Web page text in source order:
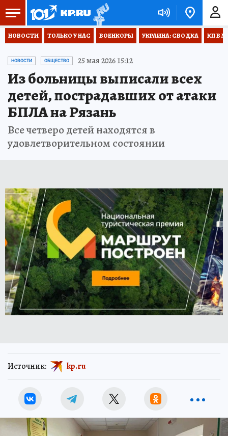
НОВОСТИ ТОЛЬКО У НАС ВОЕНКОРЫ УКРАИНА: СВОДКА КП В
НОВОСТИ ОБЩЕСТВО 25 мая 2026 15:12
Из больницы выписали всех
детей, пострадавших от атаки
БПЛА на Рязань
Все четверо детей находятся в
удовлетворительном состоянии
Источник: kp.ru